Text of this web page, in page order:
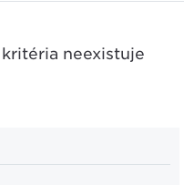
neexistuje